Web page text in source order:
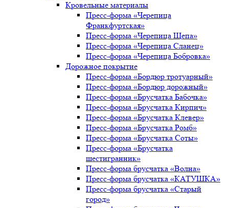
Кровельные материалы
Пресс-форма «Черепица
Франкфуртская»
Пресс-форма «Черепица Щепа»
Пресс-форма «Черепица Сланец»
Пресс-форма «Черепица Бобровка»
Дорожное покрытие
Пресс-форма «Бордюр тротуарный»
Пресс-форма «Бордюр дорожный»
Пресс-форма «Брусчатка Бабочка»
Пресс-форма «Брусчатка Кирпич»
Пресс-форма «Брусчатка Клевер»
Пресс-форма «Брусчатка Ромб»
Пресс-форма «Брусчатка Соты»
Пресс-форма «Брусчатка
шестигранник»
Пресс-форма брусчатка «Волна»
Пресс-форма брусчатка «КАТУШКА»
Пресс-форма брусчатка «Старый
город»